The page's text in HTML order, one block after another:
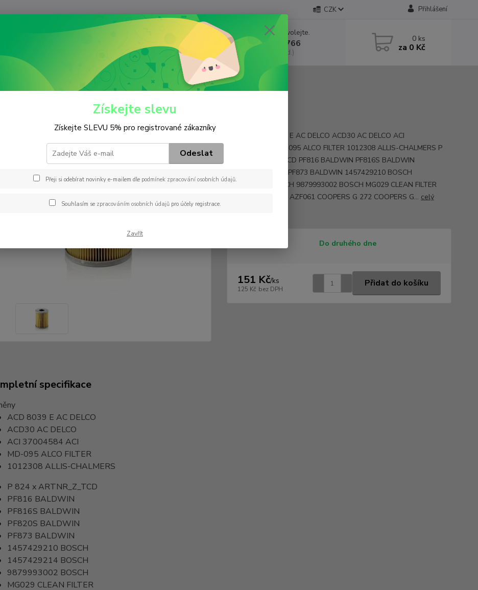
CZK Přihlášení
Nevíte si rady? Zavolejte.
+420 602 552 766
(Po-Pá, 6:30-15 hod.)
0 ks
za 0 Kč
Palivový P 824 x
Záměny ACD 8039 E AC DELCO ACD30 AC DELCO ACI
37004584 ACI MD-095 ALCO FILTER 1012308 ALLIS-CHALMERS P
824 x ARTNR_Z_TCD PF816 BALDWIN PF816S BALDWIN
PF820S BALDWIN PF873 BALDWIN 1457429210 BOSCH
1457429214 BOSCH 9879993002 BOSCH MG029 CLEAN FILTER
AZF011 COOPERS AZF061 COOPERS G 272 COOPERS G... celý
Do druhého dne
151 Kč/ks
125 Kč bez DPH
Přidat do košíku
specifikace
ACD 8039 E AC DELCO
ACD30 AC DELCO
ACI 37004584 ACI
MD-095 ALCO FILTER
1012308 ALLIS-CHALMERS
P 824 xARTNR_Z_TCD
PF816 BALDWIN
PF816S BALDWIN
PF820S BALDWIN
PF873 BALDWIN
1457429210 BOSCH
1457429214 BOSCH
9879993002 BOSCH
MG029 CLEAN FILTER
Získejte slevu
Získejte SLEVU 5% pro registrované zákazníky
Odeslat
Přeji si odebírat novinky e-mailem dle podmínek zpracování osobních údajů.
Souhlasím se zpracováním osobních údajůpro účely registrace.
Zavřít